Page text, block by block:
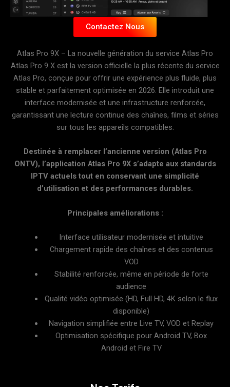
Contactez Nous
Atlas Pro 9X – La nouvelle génération du service Atlas Pro
Atlas Pro 9 X est la version officielle la plus récente du service
Atlas Pro, conçue pour offrir une expérience plus fluide, plus
stable et parfaitement optimisée en 2026. Elle introduit une
interface modernisée et une infrastructure renforcée,
garantissant une lecture continue des chaînes, films et séries
sur tous les appareils compatibles.
Destinée à remplacer l’ancienne version (Atlas Pro
ONTV), l’application Atlas Pro 9X s’adapte aux standards
IPTV actuels tout en conservant une simplicité
d’utilisation et des performances durables.
Principales améliorations :
Interface utilisateur modernisée et intuitive
Chargement rapide des chaînes et des contenus
VOD
Stabilité renforcée, même en période de forte
audience
Qualité vidéo optimisée (HD, Full HD, 4K selon le flux
disponible)
Navigation simplifiée entre Live TV, VOD et Replay
Optimisation spécifique pour Android TV, Box
Android et Fire TV